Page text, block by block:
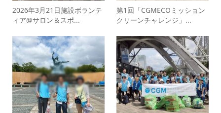
2026年3月21日施設ボランテ
ィア@サロン＆スポ...
第1回「CGMECOミッション
クリーンチャレンジ」...